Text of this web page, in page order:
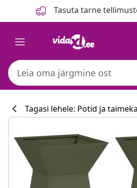
Tasuta tarne
Tagasi lehele: Potid ja